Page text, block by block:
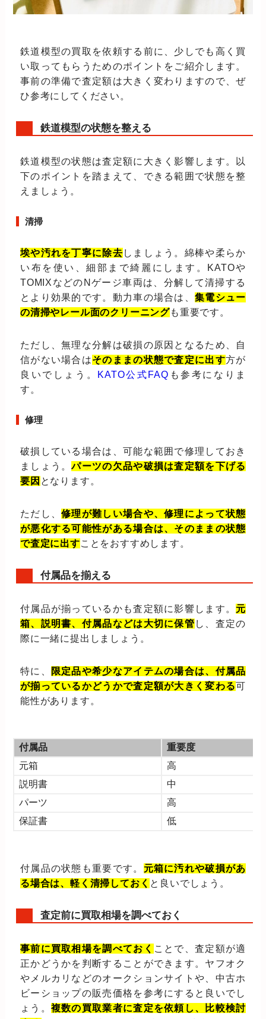
鉄道模型の買取を依頼する前に、少しでも高く買
い取ってもらうためのポイントをご紹介します。
事前の準備で査定額は大きく変わりますので、ぜ
ひ参考にしてください。
鉄道模型の状態を整える
鉄道模型の状態は査定額に大きく影響します。以
下のポイントを踏まえて、できる範囲で状態を整
えましょう。
清掃
埃や汚れを丁寧に除去 しましょう。綿棒や柔らか
い布を使い、細部まで綺麗にします。KATOや
TOMIXなどのNゲージ車両は、分解して清掃する
とより効果的です。動力車の場合は、集電シュー
の清掃やレール面のクリーニングも重要です。
ただし、無理な分解は破損の原因となるため、自
信がない場合はそのままの状態で査定に出す方が
良いでしょう。
KATO公式FAQ も参考になりま
す。
修理
破損している場合は、可能な範囲で修理しておき
ましょう。パーツの欠品や破損は査定額を下げる
要因 となります。
ただし、修理が難しい場合や、修理によって状態
が悪化する可能性がある場合は、そのままの状態
で査定に出すことをおすすめします。
付属品を揃える
付属品が揃っているかも査定額に影響します。 元
箱、説明書、付属品などは大切に保管 し、査定の
際に一緒に提出しましょう。
特に、
限定品や希少なアイテムの場合は、付属品
が揃っているかどうかで査定額が大きく変わる可
能性があります。
付属品
重要度
元箱
高
説明書
中
パーツ
高
保証書
低
付属品の状態も重要です。 元箱に汚れや破損があ
る場合は、軽く清掃しておく と良いでしょう。
査定前に買取相場を調べておく
事前に買取相場を調べておく ことで、査定額が適
正かどうかを判断することができます。ヤフオク
やメルカリなどのオークションサイトや、中古ホ
ビーショップの販売価格を参考にすると良いでし
ょう。 複数の買取業者に査定を依頼し、比較検討